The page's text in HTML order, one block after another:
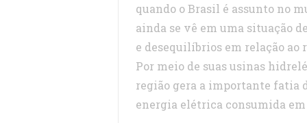
quando o Brasil é assunto no
ainda se vê em uma situação
e desequilíbrios em relação ao
Por meio de suas usinas
região gera a importante fatia
energia elétrica consumida em